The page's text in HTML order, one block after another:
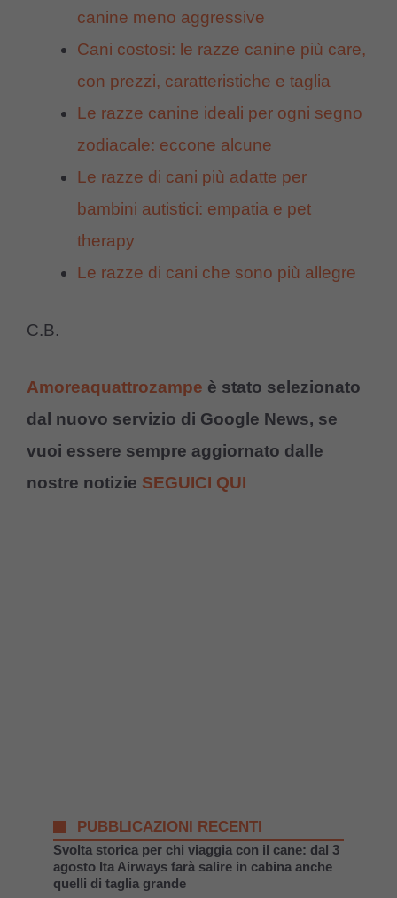
canine meno aggressive
Cani costosi: le razze canine più care,
con prezzi, caratteristiche e taglia
Le razze canine ideali per ogni segno
zodiacale: eccone alcune
Le razze di cani più adatte per
bambini autistici: empatia e pet
therapy
Le razze di cani che sono più allegre
C.B.
Amoreaquattrozampe è stato selezionato
dal nuovo servizio di Google News, se
vuoi essere sempre aggiornato dalle
nostre notizie SEGUICI QUI
PUBBLICAZIONI RECENTI
Svolta storica per chi viaggia con il cane: dal 3
agosto Ita Airways farà salire in cabina anche
quelli di taglia grande